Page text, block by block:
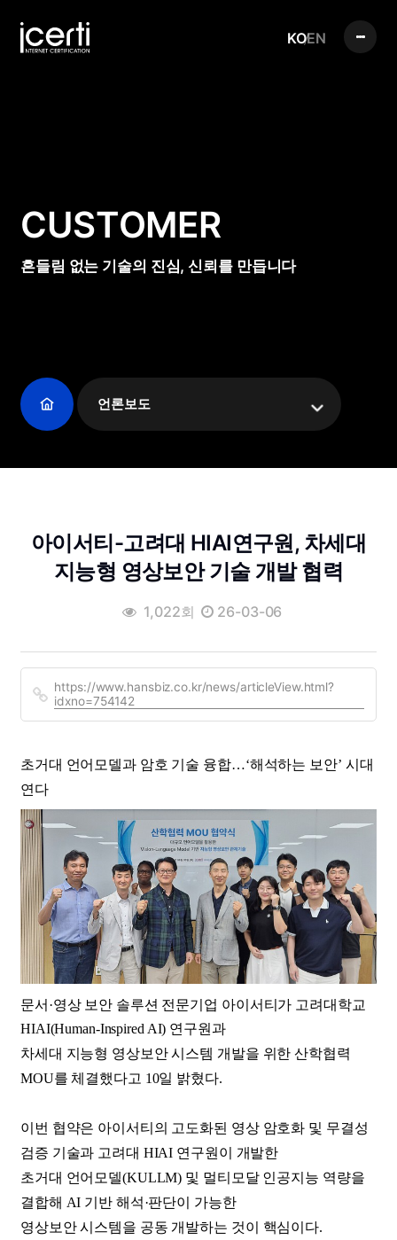
KOEN
CUSTOMER
흔들림 없는 기술의 진심, 신뢰를 만듭니다
언론보도
아이서티-고려대 HIAI연구원, 차세대
지능형 영상보안 기술 개발 협력
1,022회 26-03-06
https://www.hansbiz.co.kr/news/articleView.html?
idxno=754142
초거대 언어모델과 암호 기술 융합…‘해석하는 보안’ 시대
연다
문서·영상 보안 솔루션 전문기업 아이서티가 고려대학교
HIAI(Human-Inspired AI) 연구원과
차세대 지능형 영상보안 시스템 개발을 위한 산학협력
MOU를 체결했다고 10일 밝혔다.
이번 협약은 아이서티의 고도화된 영상 암호화 및 무결성
검증 기술과 고려대 HIAI 연구원이 개발한
초거대 언어모델(KULLM) 및 멀티모달 인공지능 역량을
결합해 AI 기반 해석·판단이 가능한
영상보안 시스템을 공동 개발하는 것이 핵심이다.